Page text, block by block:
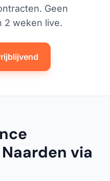
Geen
weken live.
via